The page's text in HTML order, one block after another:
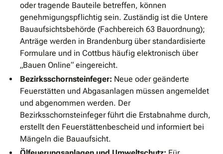
oder tragende Bauteile betreffen, können
genehmigungspflichtig sein. Zuständig ist die Untere
Bauaufsichtsbehörde (Fachbereich 63 Bauordnung);
Anträge werden in Brandenburg über standardisierte
Formulare und in Cottbus häufig elektronisch über
„Bauen Online“ eingereicht.
Bezirksschornsteinfeger: Neue oder geänderte
Feuerstätten und Abgasanlagen müssen angemeldet
und abgenommen werden. Der
Bezirksschornsteinfeger führt die Erstabnahme durch,
erstellt den Feuerstättenbescheid und informiert bei
Mängeln die Bauaufsicht.